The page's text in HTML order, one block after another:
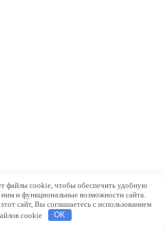
файлы cookie, чтобы обеспечить удобную
ним и функциональные возможности сайта.
сайт, Вы соглашаетесь с использованием
cookie
OK